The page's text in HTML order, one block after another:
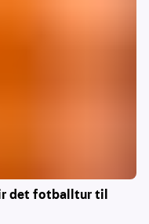
det fotballtur til